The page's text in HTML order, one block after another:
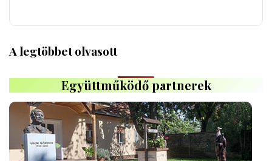
A legtöbbet olvasott
Együttműködő partnerek